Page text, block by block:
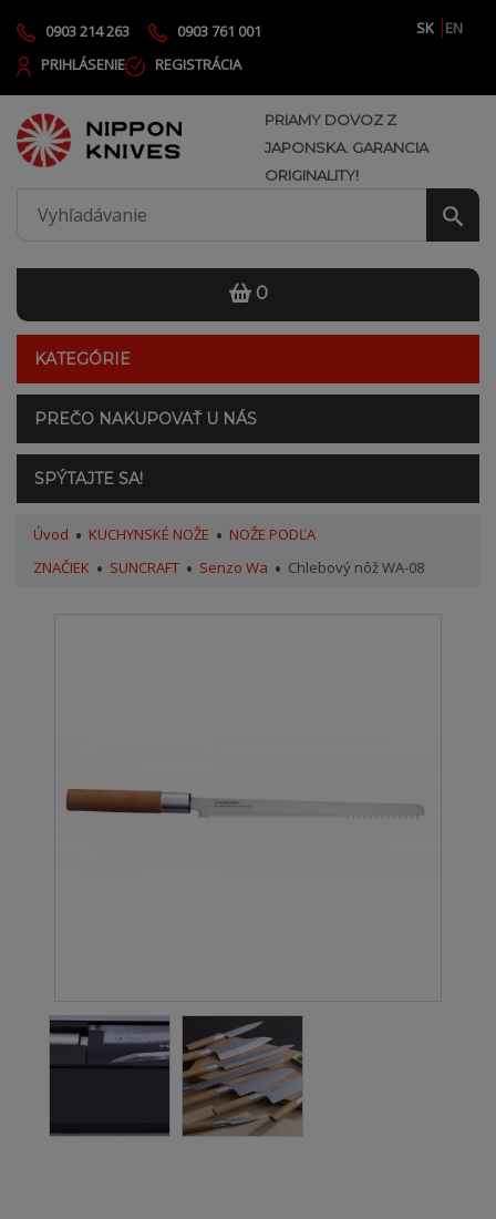
0903 214 263 0903 761 001 SK
EN
PRIHLÁSENIE
REGISTRÁCIA
PRIAMY DOVOZ Z
JAPONSKA. GARANCIA
ORIGINALITY!
0
KATEGÓRIE
PREČO NAKUPOVAŤ U NÁS
SPÝTAJTE SA!
Úvod KUCHYNSKÉ NOŽE
NOŽE PODĽA
ZNAČIEK
SUNCRAFT Senzo Wa Chlebový nôž WA-08